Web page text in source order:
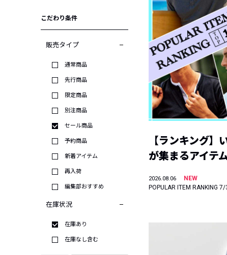
こだわり条件
販売タイプ
通常商品
先行商品
限定商品
別注商品
セール商品
予約商品
新着アイテム
再入荷
編集部おすすめ
在庫状況
在庫あり
在庫なし含む
【ランキング】
が集まるアイテ
2026.08.06
NEW
POPULAR ITEM RANKING